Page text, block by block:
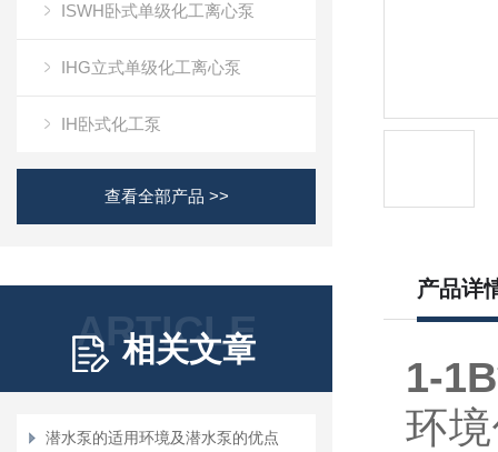
ISWH卧式单级化工离心泵
IHG立式单级化工离心泵
IH卧式化工泵
查看全部产品 >>
ARTICLE
相关文章
潜水泵的适用环境及潜水泵的优点
产品详
1-1B
环